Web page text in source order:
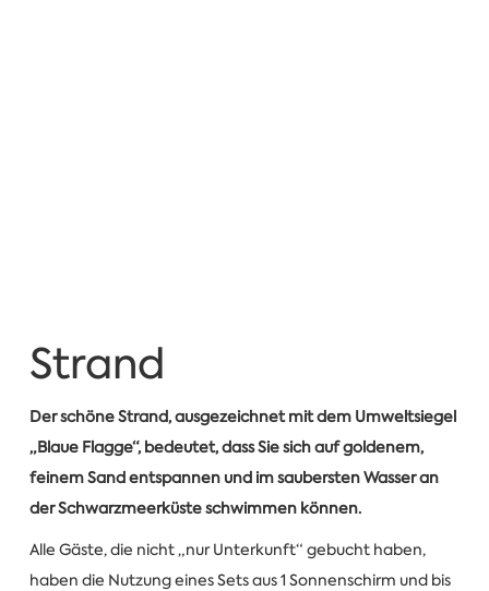
Strand
Der schöne Strand, ausgezeichnet mit dem Umweltsiegel
„Blaue Flagge“, bedeutet, dass Sie sich auf goldenem,
feinem Sand entspannen und im saubersten Wasser an
der Schwarzmeerküste schwimmen können.
Alle Gäste, die nicht „nur Unterkunft“ gebucht haben,
haben die Nutzung eines Sets aus 1 Sonnenschirm und bis